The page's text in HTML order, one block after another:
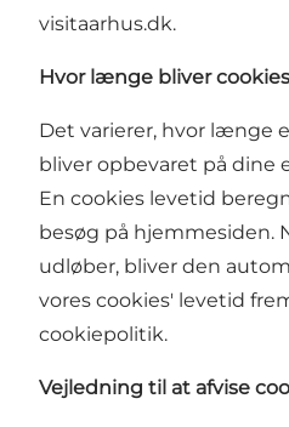
visitaarhus.dk.
Hvor længe bliver
Det varierer, hvor længe
bliver opbevaret på dine
En cookies levetid
besøg på hjemmesiden.
udløber, bliver den
vores cookies' levetid
cookiepolitik.
Vejledning til at afvise